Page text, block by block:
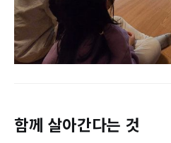
함께 살아간다는 것